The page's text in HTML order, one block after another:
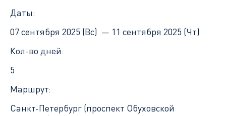
Даты:
07 сентября 2025 (Вс) — 11 сентября 2025 (Чт)
Кол-во дней:
5
Маршрут:
Санкт-Петербург (проспект Обуховской